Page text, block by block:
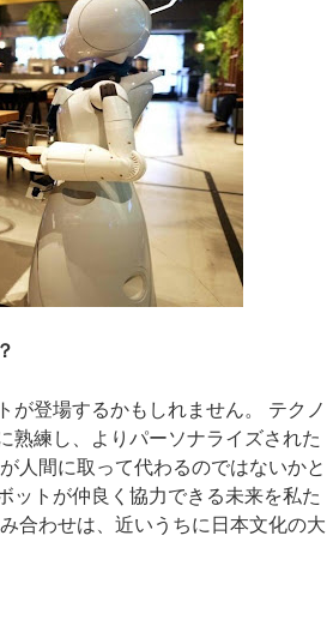
が登場するかもしれません。 テクノ
熟練し、よりパーソナライズされた
人間に取って代わるのではないかと
ットが仲良く協力できる未来を私た
合わせは、近いうちに日本文化の大